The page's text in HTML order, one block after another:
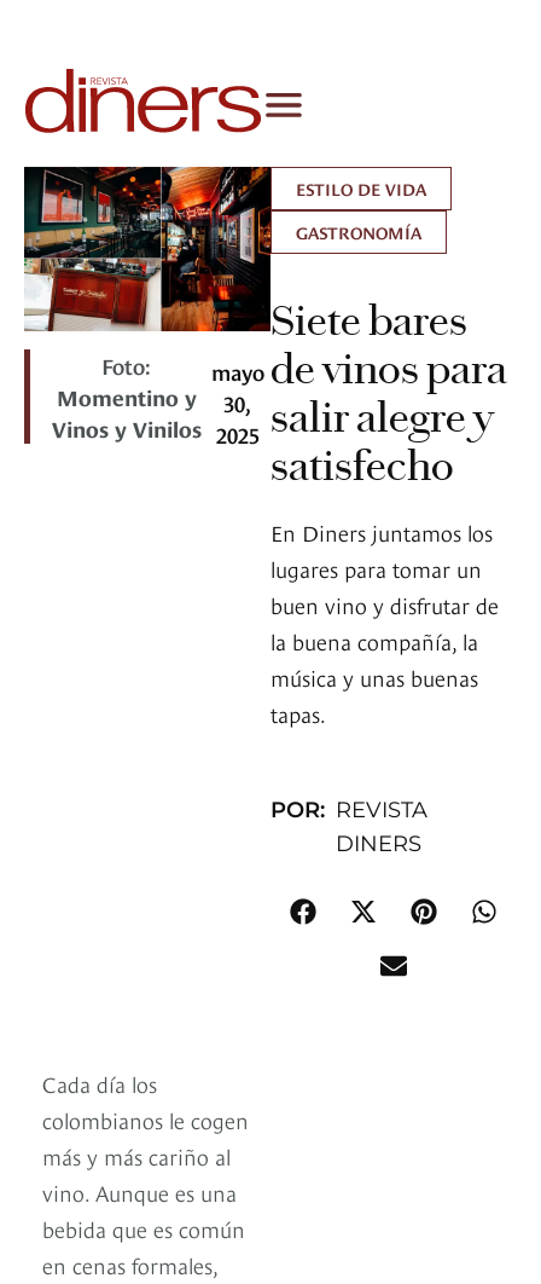
Foto:
Momentino y
Vinos y Vinilos
mayo
30,
2025
ESTILO DE VIDA
GASTRONOMÍA
Siete bares
de vinos para
salir alegre y
satisfecho
En Diners juntamos los
lugares para tomar un
buen vino y disfrutar de
la buena compañía, la
música y unas buenas
tapas.
POR: REVISTA
DINERS
Cada día los
colombianos le cogen
más y más cariño al
vino. Aunque es una
bebida que es común
en cenas formales,